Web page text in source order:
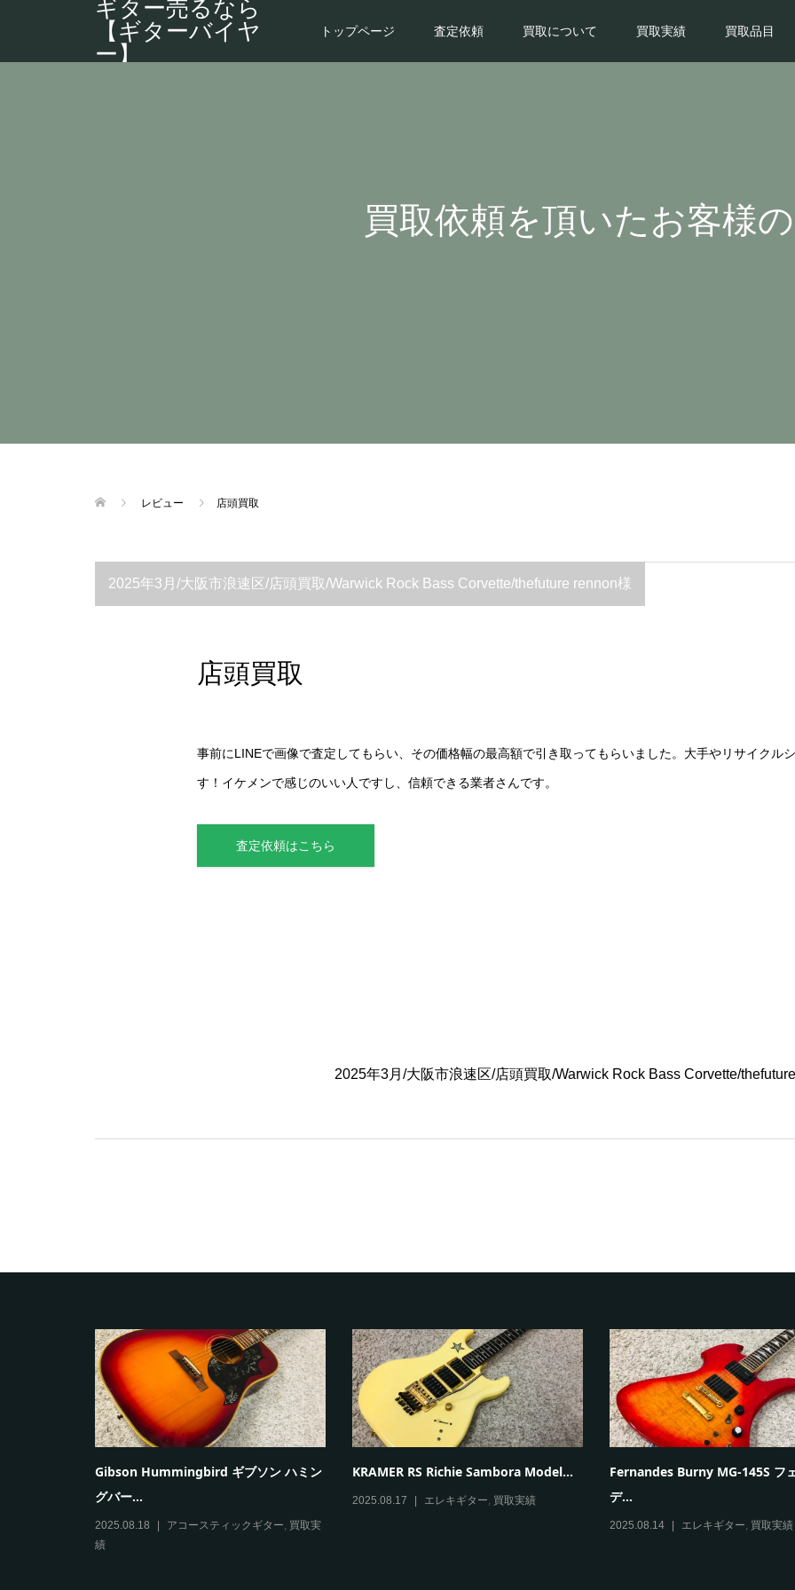
ギター売るなら
【ギターバイヤ
ー】
トップページ 査定依頼 買取について 買取実績 買取品目
買取依頼を頂いたお客様
レビュー 店頭買取
2025年3月/大阪市浪速区/店頭買取/Warwick Rock Bass Corvette/thefuture rennon様
店頭買取
事前にLINEで画像で査定してもらい、その価格幅の最高額で引き取ってもらいました。大手やリサイクル
す！イケメンで感じのいい人ですし、信頼できる業者さんです。
査定依頼はこちら
2025年3月/大阪市浪速区/店頭買取/Warwick Rock Bass Corvette/
Gibson Hummingbird ギブソン ハミン
グバー...
2025.08.18 アコースティックギター, 買取実
績
KRAMER RS Richie Sambora Model...
2025.08.17 エレキギター, 買取実績
Fernandes Burny MG-145S フ
デ...
2025.08.14 エレキギター, 買取実績